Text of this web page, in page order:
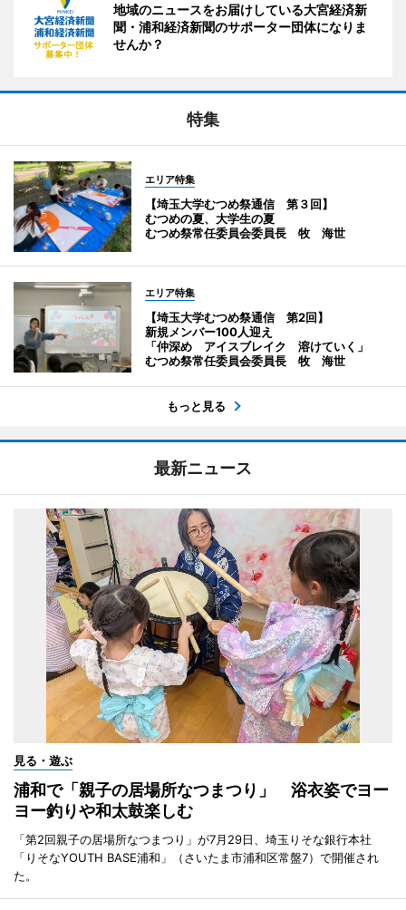
地域のニュースをお届けしている大宮経済新
聞・浦和経済新聞のサポーター団体になりま
せんか？
特集
エリア特集
【埼玉大学むつめ祭通信 第３回】
むつめの夏、大学生の夏
むつめ祭常任委員会委員長 牧 海世
エリア特集
【埼玉大学むつめ祭通信 第2回】
新規メンバー100人迎え
「仲深め アイスブレイク 溶けていく」
むつめ祭常任委員会委員長 牧 海世
もっと見る
最新ニュース
見る・遊ぶ
浦和で「親子の居場所なつまつり」 浴衣姿でヨー
ヨー釣りや和太鼓楽しむ
「第2回親子の居場所なつまつり」が7月29日、埼玉りそな銀行本社
「りそなYOUTH BASE浦和」（さいたま市浦和区常盤7）で開催され
た。